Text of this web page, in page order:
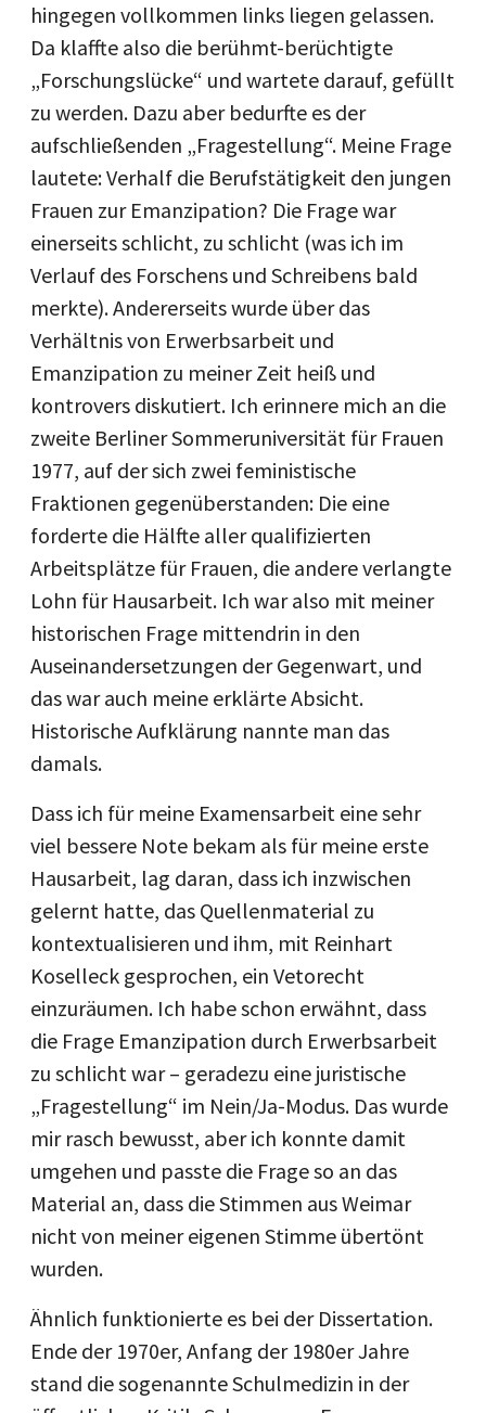
hingegen vollkommen links liegen gelassen.
Da klaffte also die berühmt-berüchtigte
„Forschungslücke“ und wartete darauf, gefüllt
zu werden. Dazu aber bedurfte es der
aufschließenden „Fragestellung“. Meine Frage
lautete: Verhalf die Berufstätigkeit den jungen
Frauen zur Emanzipation? Die Frage war
einerseits schlicht, zu schlicht (was ich im
Verlauf des Forschens und Schreibens bald
merkte). Andererseits wurde über das
Verhältnis von Erwerbsarbeit und
Emanzipation zu meiner Zeit heiß und
kontrovers diskutiert. Ich erinnere mich an die
zweite Berliner Sommeruniversität für Frauen
1977, auf der sich zwei feministische
Fraktionen gegenüberstanden: Die eine
forderte die Hälfte aller qualifizierten
Arbeitsplätze für Frauen, die andere verlangte
Lohn für Hausarbeit. Ich war also mit meiner
historischen Frage mittendrin in den
Auseinandersetzungen der Gegenwart, und
das war auch meine erklärte Absicht.
Historische Aufklärung nannte man das
damals.
Dass ich für meine Examensarbeit eine sehr
viel bessere Note bekam als für meine erste
Hausarbeit, lag daran, dass ich inzwischen
gelernt hatte, das Quellenmaterial zu
kontextualisieren und ihm, mit Reinhart
Koselleck gesprochen, ein Vetorecht
einzuräumen. Ich habe schon erwähnt, dass
die Frage Emanzipation durch Erwerbsarbeit
zu schlicht war – geradezu eine juristische
„Fragestellung“ im Nein/Ja-Modus. Das wurde
mir rasch bewusst, aber ich konnte damit
umgehen und passte die Frage so an das
Material an, dass die Stimmen aus Weimar
nicht von meiner eigenen Stimme übertönt
wurden.
Ähnlich funktionierte es bei der Dissertation.
Ende der 1970er, Anfang der 1980er Jahre
stand die sogenannte Schulmedizin in der